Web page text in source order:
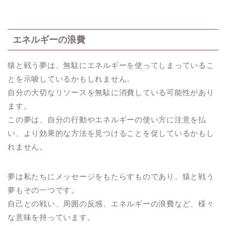
エネルギーの浪費
猿と戦う夢は、無駄にエネルギーを使ってしまっているこ
とを示唆しているかもしれません。
自分の大切なリソースを無駄に消費している可能性があり
ます。
この夢は、自分の行動やエネルギーの使い方に注意を払
い、より効果的な方法を見つけることを促しているかもし
れません。
夢は私たちにメッセージをもたらすものであり、猿と戦う
夢もその一つです。
自己との戦い、周囲の反感、エネルギーの浪費など、様々
な意味を持っています。